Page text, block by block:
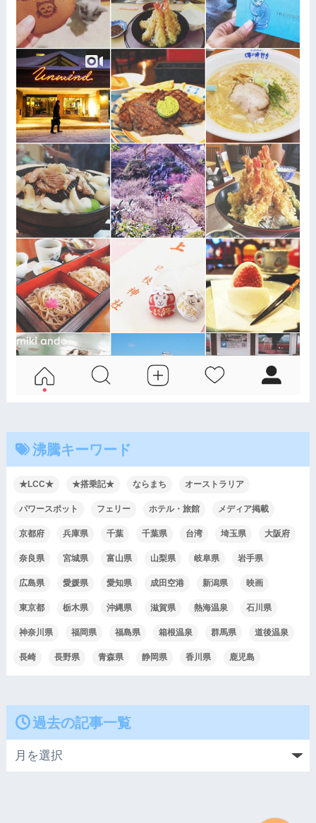
沸騰キーワード
★LCC★ ★搭乗記★ ならまち オーストラリア
パワースポット フェリー ホテル・旅館 メディア掲載
京都府 兵庫県 千葉 千葉県 台湾 埼玉県 大阪府
奈良県 宮城県 富山県 山梨県 岐阜県 岩手県
広島県 愛媛県 愛知県 成田空港 新潟県 映画
東京都 栃木県 沖縄県 滋賀県 熱海温泉 石川県
神奈川県 福岡県 福島県 箱根温泉 群馬県 道後温泉
長崎 長野県 青森県 静岡県 香川県 鹿児島
過去の記事一覧